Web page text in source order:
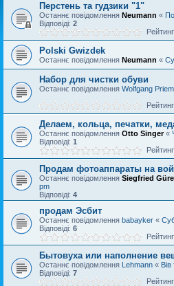
Перстень та гудзики "1"
Останнє повідомлення Neumann «
Відповіді: 2
Polski Gwizdek
Останнє повідомлення Neumann «
Набор для чистки обуви
Останнє повідомлення Wolfgang Priem
Делаем, кольца, печатки,
Останнє повідомлення Otto Singer«
Відповіді: 1
Продам фотоаппараты на
Останнє повідомлення Siegfried
pm
Відповіді: 4
продам Эсбит
Останнє повідомлення babayker «
Відповіді: 6
Бытовуха или наполнение
Останнє повідомлення Lehmann «
Відповіді: 7